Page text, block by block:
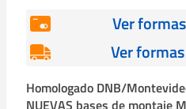
Ver
Ver
Homologado DNB/
NUEVAS bases de montaje